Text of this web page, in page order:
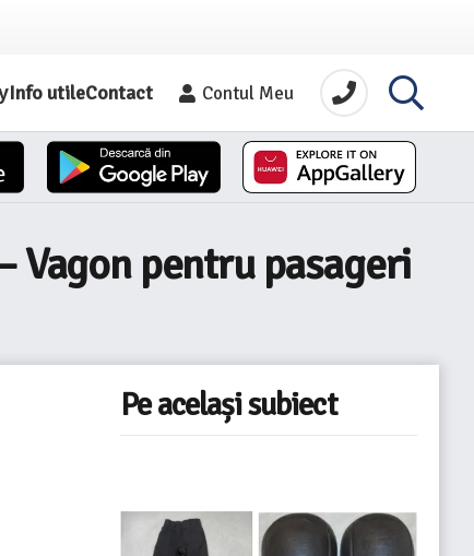
Info utileContact Contul Meu
Vagon pentru pasageri
Pe același subiect